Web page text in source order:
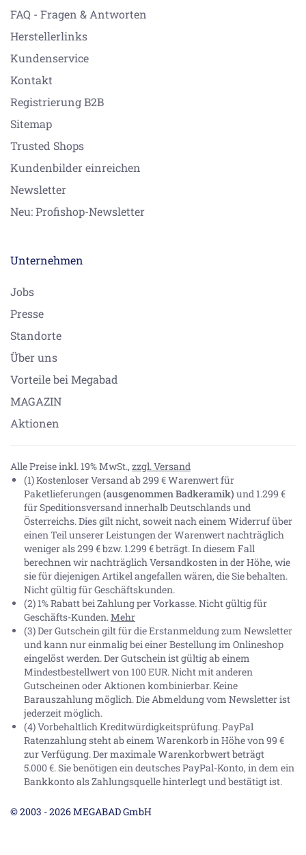
FAQ - Fragen & Antworten
Herstellerlinks
Kundenservice
Kontakt
Registrierung B2B
Sitemap
Trusted Shops
Kundenbilder einreichen
Newsletter
Neu: Profishop-Newsletter
Unternehmen
Jobs
Presse
Standorte
Über uns
Vorteile bei Megabad
MAGAZIN
Aktionen
Alle Preise inkl. 19% MwSt., zzgl. Versand
(1) Kostenloser Versand ab 299 € Warenwert für
Paketlieferungen(ausgenommen Badkeramik) und 1.299 €
für Speditionsversand innerhalb Deutschlands und
Österreichs. Dies gilt nicht, soweit nach einem Widerruf über
einen Teil unserer Leistungen der Warenwert nachträglich
weniger als 299 € bzw. 1.299 € beträgt. In diesem Fall
berechnen wir nachträglich Versandkosten in der Höhe, wie
sie für diejenigen Artikel angefallen wären, die Sie behalten.
Nicht gültig für Geschäftskunden.
(2) 1% Rabatt bei Zahlung per Vorkasse. Nicht gültig für
Geschäfts-Kunden.Mehr
(3) Der Gutschein gilt für die Erstanmeldung zum Newsletter
und kann nur einmalig bei einer Bestellung im Onlineshop
eingelöst werden. Der Gutschein ist gültig ab einem
Mindestbestellwert von 100 EUR. Nicht mit anderen
Gutscheinen oder Aktionen kombinierbar. Keine
Barauszahlung möglich. Die Abmeldung vom Newsletter ist
jederzeit möglich.
(4) Vorbehaltlich Kreditwürdigkeitsprüfung. PayPal
Ratenzahlung steht ab einem Warenkorb in Höhe von99 €
zur Verfügung. Der maximale Warenkorbwert beträgt
5.000 €. Sie benötigen ein deutsches PayPal-Konto, in dem ein
Bankkonto als Zahlungsquelle hinterlegt und bestätigt ist.
© 2003 - 2026 MEGABAD GmbH